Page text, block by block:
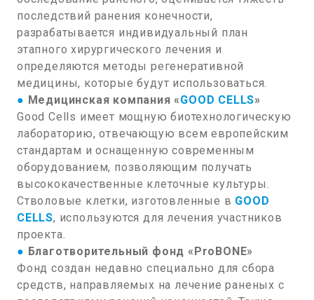
последствий ранения конечности,
разрабатывается индивидуальный план
этапного хирургического лечения и
определяются методы регенеративной
медицины, которые будут использоваться.
● Медицинская компания «GOOD CELLS»
Good Cells имеет мощную биотехнологическую
лабораторию, отвечающую всем европейским
стандартам и оснащенную современным
оборудованием, позволяющим получать
высококачественные клеточные культуры.
Стволовые клетки, изготовленные в GOOD
CELLS, используются для лечения участников
проекта.
● Благотворительный фонд «ProBONE»
Фонд создан недавно специально для сбора
средств, направляемых на лечение раненых с